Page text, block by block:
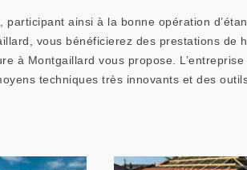
ainsi à la bonne opération
vous bénéficierez des prestations de
à Montgaillard vous propose. L’entreprise
techniques très innovants et des